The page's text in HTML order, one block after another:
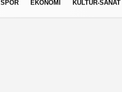
SPOR EKONOMİ KÜLTÜR-SANAT